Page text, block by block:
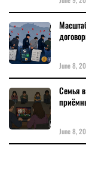
June 8,
Семья
June 8,